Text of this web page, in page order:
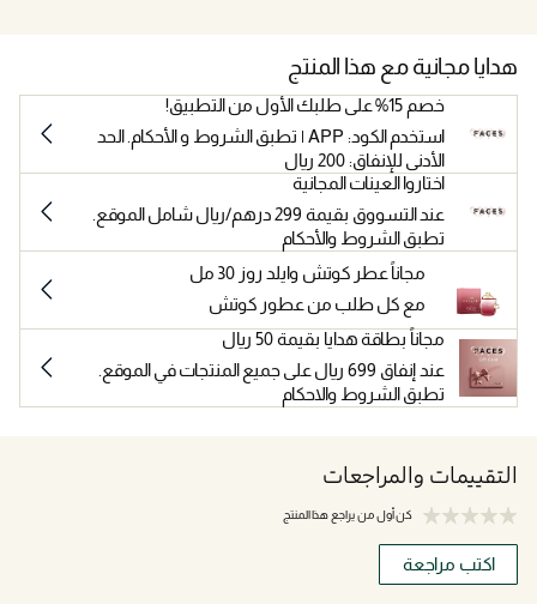
هدايا مجانية مع هذا المنتج
خصم 15% على طلبك الأول من التطبيق!
استخدم الكود: APP | تطبق الشروط و الأحكام. الحد
الأدنى للإنفاق: 200 ريال
اختاروا العينات المجانية
عند التسووق بقيمة 299 درهم/ريال شامل الموقع.
تطبق الشروط والأحكام
مجاناً عطر كوتش وايلد روز 30 مل
مع كل طلب من عطور كوتش
مجاناً بطاقة هدايا بقيمة 50 ريال
عند إنفاق 699 ريال على جميع المنتجات في الموقع.
تطبق الشروط والاحكام
التقييمات والمراجعات
كن أول من يراجع هذا المنتج
اكتب مراجعة